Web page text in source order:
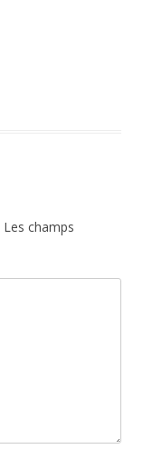
Les champs